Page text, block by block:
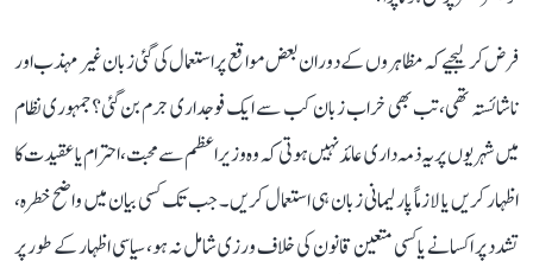
فرض کر لیجیے کہ مظاہروں کے دوران بعض مواقع پر استعمال کی گئی زبان غیر مہذب اور
ناشائستہ تھی، تب بھی خراب زبان کب سے ایک فوجداری جرم بن گئی؟ جمہوری نظام
میں شہریوں پر یہ ذمہ داری عائد نہیں ہوتی کہ وہ وزیر اعظم سے محبت، احترام یا عقیدت کا
اظہار کریں یا لازماً پارلیمانی زبان ہی استعمال کریں۔ جب تک کسی بیان میں واضح خطرہ،
تشدد پر اکسانے یا کسی متعین قانون کی خلاف ورزی شامل نہ ہو، سیاسی اظہار کے طور پر